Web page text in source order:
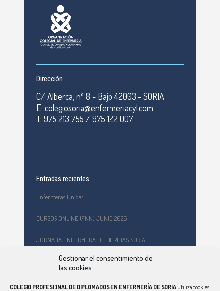
Gestionar el consentimiento de
las cookies
COLEGIO PROFESIONAL DE DIPLOMADOS EN ENFERMERÍA DE SORIA utiliza cookies
Dirección
C/ Alberca, nº 8 - Bajo 42003 - SORIA
E: colegiosoria@enfermeriacyl.com
T: 975 213 755 / 975 122 007
Entradas recientes
Enfermeras Unidas
CURSOS ONLINE (FNN) JUNIO 2026
JORNADA ENFERMERA DE HERIDAS SORIA
Formación en primeros auxilios y prevención de riesgos
laborales en el CEPA Celtiberia